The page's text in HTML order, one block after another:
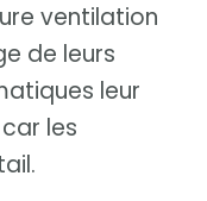
ventilation
de leurs
leur
les